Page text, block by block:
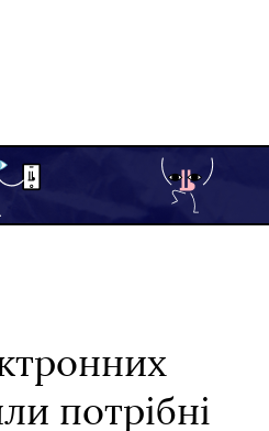
потрібні